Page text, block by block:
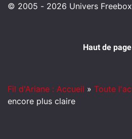
© 2005 - 2026 Univers Freebox
Haut de page
Fil d'Ariane : Accueil » Toute
encore plus claire